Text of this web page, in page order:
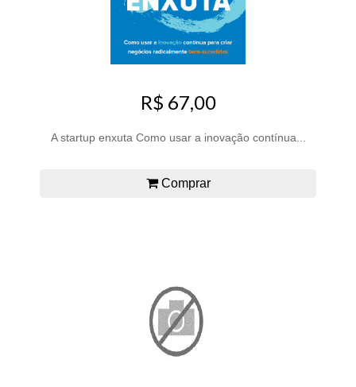
R$ 67,00
A startup enxuta Como usar a inovação contínua...
Comprar